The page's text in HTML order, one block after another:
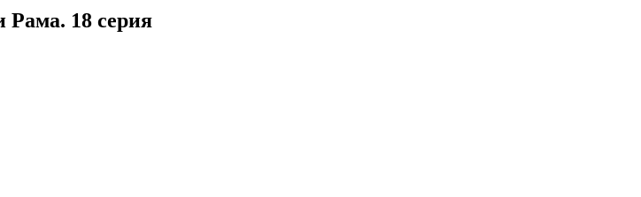
Рама. 18 серия